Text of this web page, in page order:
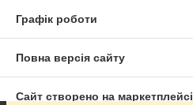
Графік роботи
Повна версія сайту
Сайт створено на маркетплейсі